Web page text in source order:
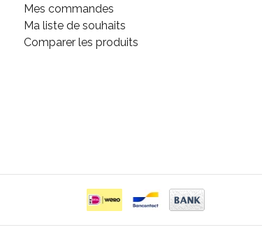
Mes commandes
Ma liste de souhaits
Comparer les produits